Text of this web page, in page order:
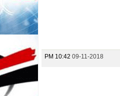
09-11-2018
10:42 PM